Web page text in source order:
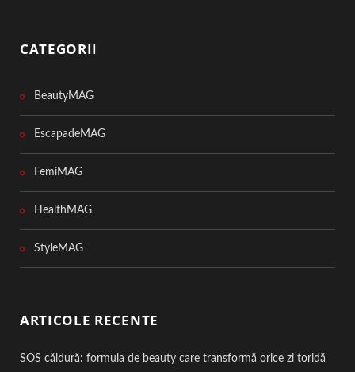
CATEGORII
BeautyMAG
EscapadeMAG
FemiMAG
HealthMAG
StyleMAG
ARTICOLE RECENTE
SOS căldură: formula de beauty care transformă orice zi toridă